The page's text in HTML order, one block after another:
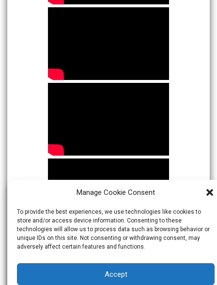
Manage Cookie Consent
To provide the best experiences, we use technologies like cookies to
store and/or access device information. Consenting to these
technologies will allow us to process data such as browsing behavior or
unique IDs on this site. Not consenting or withdrawing consent, may
adversely affect certain features and functions.
Accept